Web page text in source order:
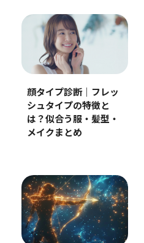
顔タイプ診断｜フレッ
シュタイプの特徴と
は？似合う服・髪型・
メイクまとめ